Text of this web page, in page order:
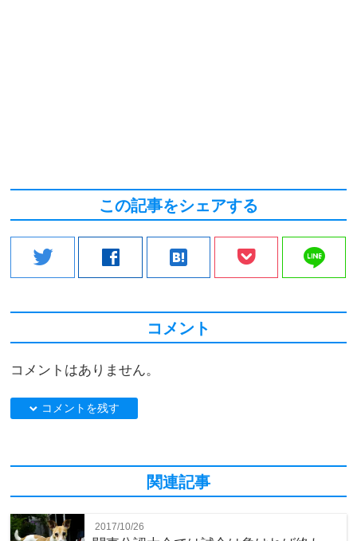
この記事をシェアする
twitter facebook hatenabookmark line
コメント
コメントはありません。
down コメントを残す
関連記事
2017/10/26